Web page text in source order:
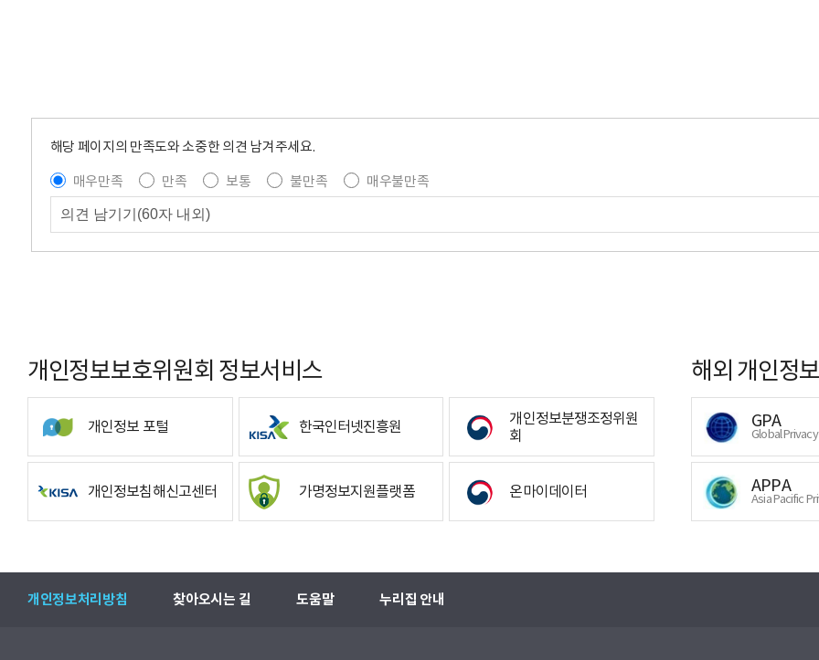
해당 페이지의 만족도와 소중한 의견 남겨주세요.
매우만족
만족 보통 불만족
매우불만족
개인정보보호위원회 정보서비스
개인정보 포털 한국인터넷진흥원
개인정보분쟁조정위원
회
개인정보침해신고센터 가명정보지원플랫폼 온마이데이터
해외 개인정
GPA
Global
APPA
Asia Pacific
개인정보처리방침 찾아오시는 길 도움말 누리집 안내